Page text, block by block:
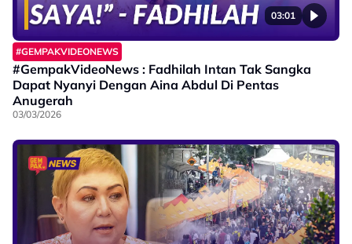
03:01
#GEMPAKVIDEONEWS
#GempakVideoNews : Fadhilah Intan Tak Sangka
Dapat Nyanyi Dengan Aina Abdul Di Pentas
Anugerah
03/03/2026